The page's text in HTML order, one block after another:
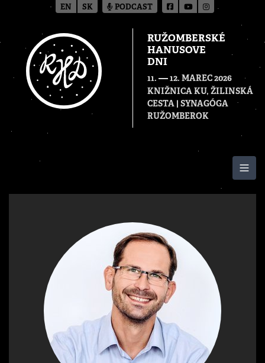
RUŽOMBERSKÉ
HANUSOVE
DNI
11. — 12. MAREC 2026
KNIŽNICA KU, ŽILINSKÁ
CESTA | SYNAGÓGA
RUŽOMBEROK
EN SK PODCAST